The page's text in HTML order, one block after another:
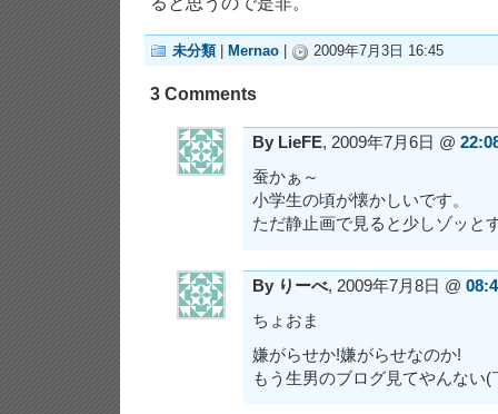
未分類| Mernao 2009年7月3日 16:45
3 Comments
By LieFE, 2009年7月6日 @
蚕かぁ～
小学生の頃が懐かしいです。
ただ静止画で見ると少しゾッと
By りーべ, 2009年7月8日 @
ちょおま
嫌がらせか!嫌がらせなのか!
もう生男のブログ見てやんない(